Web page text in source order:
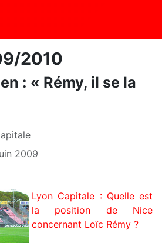
2010
: « Rémy, il se la
2009
Lyon Capitale : Quelle est
la position de Nice
concernant Loïc Rémy ?